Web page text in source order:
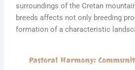
surroundings of the Cretan
breeds affects not only breeding
formation of a characteristic
Pastoral Harmony: